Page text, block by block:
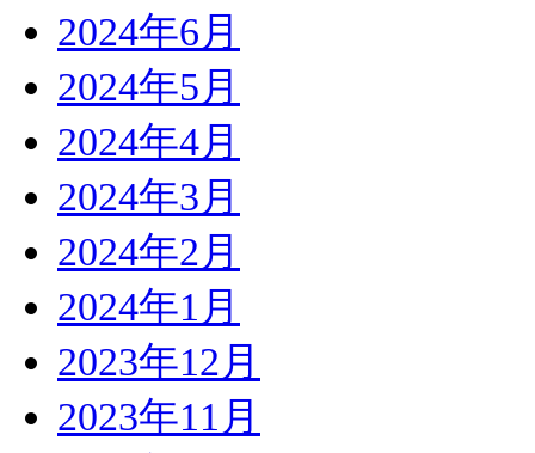
2024年6月
2024年5月
2024年4月
2024年3月
2024年2月
2024年1月
2023年12月
2023年11月